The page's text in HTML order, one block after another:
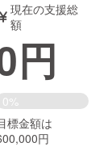
書籍・雑誌
チャレンジ
現在の支援総
額
円
0%
標金額は
円